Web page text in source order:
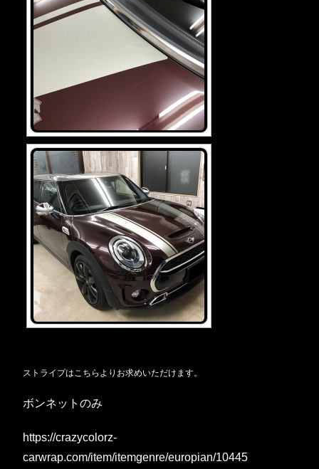
ストライプはこちらよりお求めいただけます。
ボンネットのみ
https://crazycolorz-
carwrap.com/item/itemgenre/europian/10445